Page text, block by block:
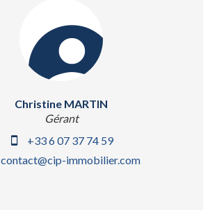
Christine MARTIN
Gérant
+33 6 07 37 74 59
contact@cip-immobilier.com